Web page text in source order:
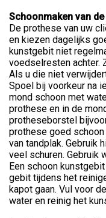
Schoonmaken van
De prothese van uw
en kiezen dagelijks
kunstgebit niet
voedselresten achter.
Als u die niet
Spoel bij voorkeur na
mond schoon met
prothese en in de
protheseborstel
prothese goed
van tandplak. Gebruik
veel schuren. Gebruik
Een schoon
gebit tijdens het
kapot gaan. Vul voor
water en reinig het